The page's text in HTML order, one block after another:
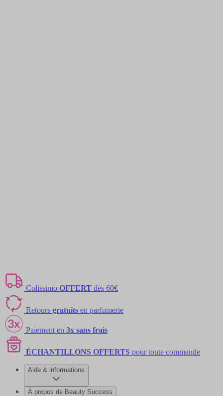
Colissimo OFFERT dès 60€
Retours gratuits en parfumerie
Paiement en 3x sans frais
ÉCHANTILLONS OFFERTS pour toute commande
Aide & informations
À propos de Beauty Success